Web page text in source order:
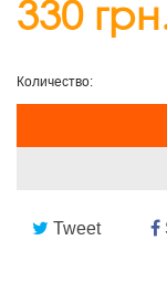
330
Количество:
Tweet